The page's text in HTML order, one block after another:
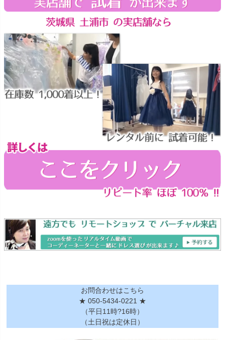
お問合わせはこちら
★ 050-5434-0221 ★
（平日11時?16時）
（土日祝は定休日）